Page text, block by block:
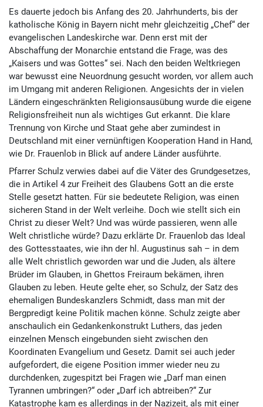
Es dauerte jedoch bis Anfang des 20. Jahrhunderts, bis der
katholische König in Bayern nicht mehr gleichzeitig „Chef“ der
evangelischen Landeskirche war. Denn erst mit der
Abschaffung der Monarchie entstand die Frage, was des
„Kaisers und was Gottes“ sei. Nach den beiden Weltkriegen
war bewusst eine Neuordnung gesucht worden, vor allem auch
im Umgang mit anderen Religionen. Angesichts der in vielen
Ländern eingeschränkten Religionsausübung wurde die eigene
Religionsfreiheit nun als wichtiges Gut erkannt. Die klare
Trennung von Kirche und Staat gehe aber zumindest in
Deutschland mit einer vernünftigen Kooperation Hand in Hand,
wie Dr. Frauenlob in Blick auf andere Länder ausführte.
Pfarrer Schulz verwies dabei auf die Väter des Grundgesetzes,
die in Artikel 4 zur Freiheit des Glaubens Gott an die erste
Stelle gesetzt hatten. Für sie bedeutete Religion, was einen
sicheren Stand in der Welt verleihe. Doch wie stellt sich ein
Christ zu dieser Welt? Und was würde passieren, wenn alle
Welt christliche würde? Dazu erklärte Dr. Frauenlob das Ideal
des Gottesstaates, wie ihn der hl. Augustinus sah – in dem
alle Welt christlich geworden war und die Juden, als ältere
Brüder im Glauben, in Ghettos Freiraum bekämen, ihren
Glauben zu leben. Heute gelte eher, so Schulz, der Satz des
ehemaligen Bundeskanzlers Schmidt, dass man mit der
Bergpredigt keine Politik machen könne. Schulz zeigte aber
anschaulich ein Gedankenkonstrukt Luthers, das jeden
einzelnen Mensch eingebunden sieht zwischen den
Koordinaten Evangelium und Gesetz. Damit sei auch jeder
aufgefordert, die eigene Position immer wieder neu zu
durchdenken, zugespitzt bei Fragen wie „Darf man einen
Tyrannen umbringen?“ oder „Darf ich abtreiben?“ Zur
Katastrophe kam es allerdings in der Nazizeit, als mit einer